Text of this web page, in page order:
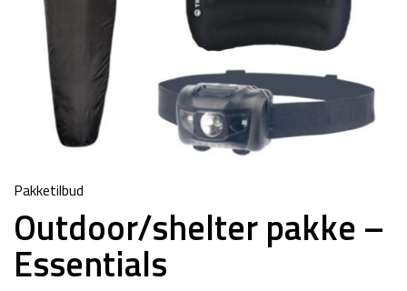
Pakketilbud
Outdoor/shelter pakke –
Essentials